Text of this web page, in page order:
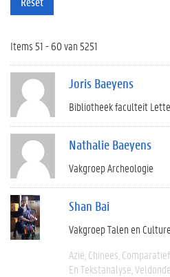
Items 51 - 60 van 5251
Joris Baeyens
Bibliotheek faculteit
Nathalie Baeyens
Vakgroep Archeologie
Shan Bai
Vakgroep Talen en
Azië Chinees Comparatief
En Tekstanalyse